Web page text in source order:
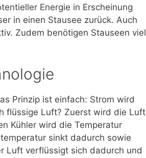
Energie in Erscheinung
in einen Stausee zurück. Auch
Zudem benötigen Stauseen viel
Prinzip ist einfach: Strom wird
flüssige Luft? Zuerst wird die Luft
Kühler wird die Temperatur
sinkt dadurch sowie
Luft verflüssigt sich dadurch und